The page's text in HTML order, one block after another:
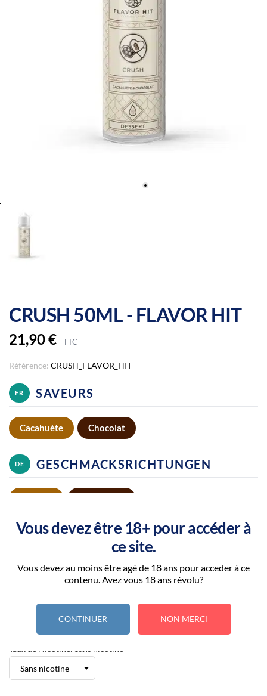
Vous devez être 18+ pour accéder à
ce site.
Vous devez au moins être agé de 18 ans pour acceder à ce
contenu. Avez vous 18 ans révolu?
CONTINUER NON MERCI
CRUSH 50ML - FLAVOR HIT
21,90 € TTC
Référence: CRUSH_FLAVOR_HIT
FR SAVEURS
Cacahuète Chocolat
DE GESCHMACKSRICHTUNGEN
GB FLAVOURS
Peanut Chocolate
dépendance à la nicotine. Ne vapotez pas si vous ne fumez pas.”